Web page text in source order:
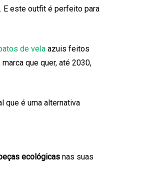
E este outfit é perfeito para
de velaazuis feitos
que quer, até 2030,
que é uma alternativa
ecológicasnas suas